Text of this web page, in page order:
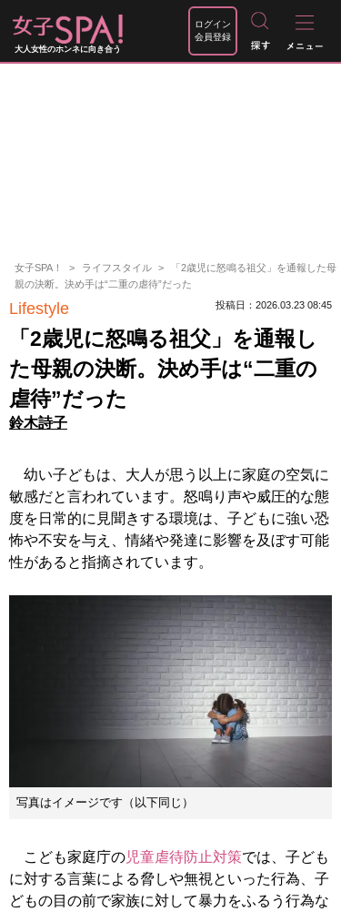
大人女性のホンネに向き合う
ログイン
会員登録
女子SPA！ ライフスタイル
「2歳児に怒鳴る祖父」を通報した母
親の決断。決め手は“二重の虐待”だった
Lifestyle 投稿日：2026.03.23 08:45
「2歳児に怒鳴る祖父」を通報し
た母親の決断。決め手は“二重の
虐待”だった
鈴木詩子
幼い子どもは、大人が思う以上に家庭の空気に
敏感だと言われています。怒鳴り声や威圧的な態
度を日常的に見聞きする環境は、子どもに強い恐
怖や不安を与え、情緒や発達に影響を及ぼす可能
性があると指摘されています。
写真はイメージです（以下同じ）
こども家庭庁の児童虐待防止対策では、子ども
に対する言葉による脅しや無視といった行為、子
どもの目の前で家族に対して暴力をふるう行為な